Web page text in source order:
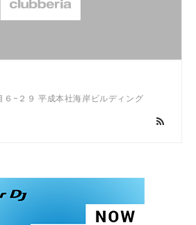
６−２９ 平成本社海岸ビルディング